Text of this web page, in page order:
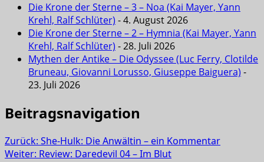
Die Krone der Sterne – 3 – Noa (Kai Mayer, Yann
Krehl, Ralf Schlüter) - 4. August 2026
Die Krone der Sterne – 2 – Hymnia (Kai Mayer, Yann
Krehl, Ralf Schlüter) - 28. Juli 2026
Mythen der Antike – Die Odyssee (Luc Ferry, Clotilde
Bruneau, Giovanni Lorusso, Giuseppe Baiguera) -
23. Juli 2026
Beitragsnavigation
Zurück: She-Hulk: Die Anwältin – ein Kommentar
Weiter: Review: Daredevil 04 – Im Blut